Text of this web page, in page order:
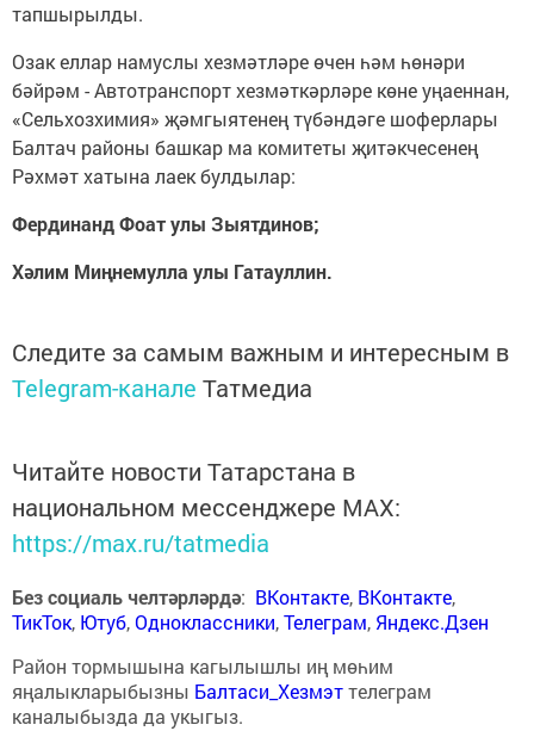
тапшырылды.
Озак еллар намуслы хезмәтләре өчен һәм һөнәри
бәйрәм - Автотранспорт хезмәткәрләре көне уңаеннан,
«Сельхозхимия» җәмгыятенең түбәндәге шоферлары
Балтач районы башкар ма комитеты җитәкчесенең
Рәхмәт хатына лаек булдылар:
Фердинанд Фоат улы Зыятдинов;
Хәлим Миңнемулла улы Гатауллин.
Следите за самым важным и интересным в
Telegram-канале Татмедиа
Читайте новости Татарстана в
национальном мессенджере MАХ:
https://max.ru/tatmedia
Без социаль челтәрләрдә: ВКонтакте, ВКонтакте,
ТикТок, Ютуб,Одноклассники,Телеграм, Яндекс.Дзен
Район тормышына кагылышлы иң мөһим
яңалыкларыбызны Балтаси_Хезмэттелеграм
каналыбызда да укыгыз.